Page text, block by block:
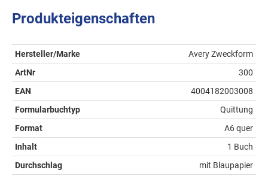
Produkteigenschaften
Hersteller/Marke
Avery Zweckform
ArtNr
300
EAN
4004182003008
Formularbuchtyp
Quittung
Format
A6 quer
Inhalt
1 Buch
Durchschlag
mit Blaupapier